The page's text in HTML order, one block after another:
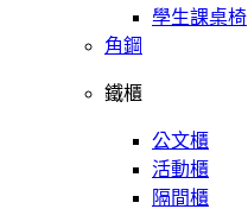
學生課桌椅
角鋼
鐵櫃
公文櫃
活動櫃
隔間櫃